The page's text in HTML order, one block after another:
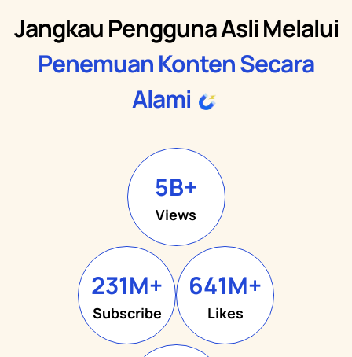
Jangkau Pengguna Asli Melalui
Penemuan Konten Secara
Alami
5B+
Views
231M+
Subscribe
641M+
Likes